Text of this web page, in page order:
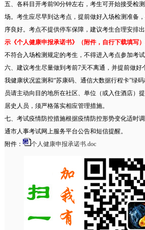
五、各科目开考前90分钟左右，考生可开始接受检
场。考生应尽早到达考点，提前做好入场检测准备
序良好。考点不提供停车保障，建议考生合理安排出
示《个人健康申报承诺书》（附件，自行下载填写
不符合入场检测规定的考生，不得进入考点参加考试
六、建议考生尽量做到考前7天不离通，并提前做好
我健康状况监测和“苏康码、通信大数据行程卡”绿
员请主动向目的地所在社区、单位（或入住酒店）
居史人员，须严格落实相应管理措施。
七、考试疫情防控措施根据疫情防控形势变化适时
通市人事考试网上服务平台公告和短信提醒。
附件：
个人健康申报承诺书.doc